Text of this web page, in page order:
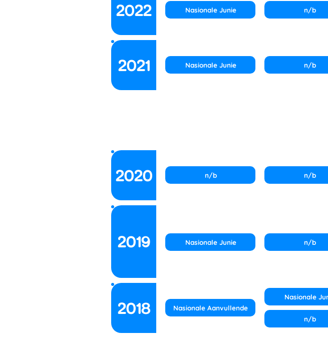
2022 Nasionale Junie n/b
2021 Nasionale Junie n/b
2020 n/b n/b
2019 Nasionale Junie n/b
2018 Nasionale Aanvullende
Nasionale
n/b